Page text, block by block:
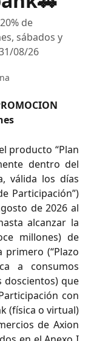
de
sábados y
08/26
producto “Plan
dentro del
válida los días
Participación”)
de 2026 al
alcanzar la
millones) de
(“Plazo
a consumos
doscientos) que
con
(física o virtual)
de Axion